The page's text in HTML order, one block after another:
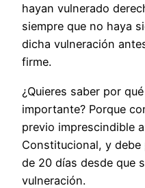
hayan vulnerado
siempre que no haya
dicha vulneración
firme.
¿Quieres saber por
importante? Porque
previo imprescindible
Constitucional, y
de 20 días desde que
vulneración.